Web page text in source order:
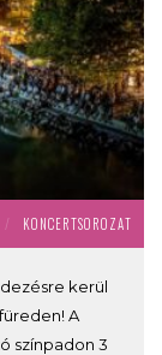
/ KONCERTSOROZAT
kerül
A
színpadon 3